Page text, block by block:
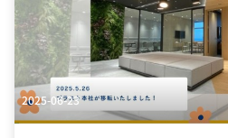
2025-06-23